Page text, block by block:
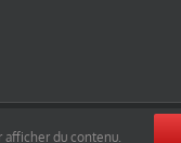
du contenu.